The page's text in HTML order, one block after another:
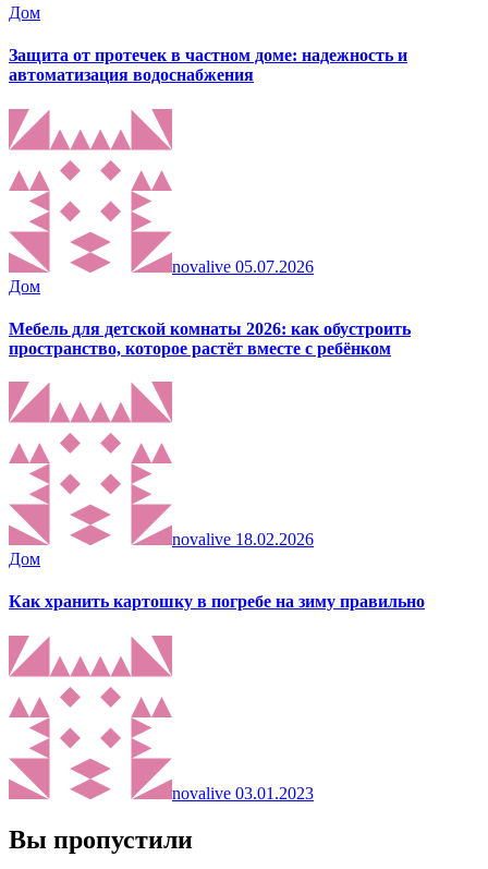
Дом
Защита от протечек в частном доме: надежность и
автоматизация водоснабжения
novalive 05.07.2026
Дом
Мебель для детской комнаты 2026: как обустроить
пространство, которое растёт вместе с ребёнком
novalive 18.02.2026
Дом
Как хранить картошку в погребе на зиму правильно
novalive 03.01.2023
Вы пропустили